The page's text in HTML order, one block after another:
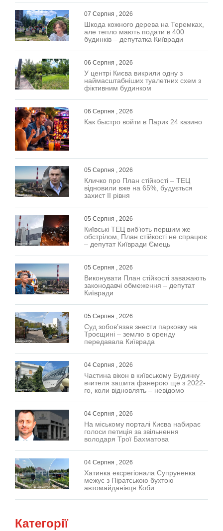
07 Серпня , 2026
Шкода кожного дерева на Теремках,
але тепло мають подати в 400
будинків – депутатка Київради
06 Серпня , 2026
У центрі Києва викрили одну з
наймасштабніших туалетних схем з
фіктивним будинком
06 Серпня , 2026
Как быстро войти в Парик 24 казино
05 Серпня , 2026
Кличко про План стійкості – ТЕЦ
відновили вже на 65%, будується
захист ІІ рівня
05 Серпня , 2026
Київські ТЕЦ виб’ють першим же
обстрілом, План стійкості не спрацює
– депутат Київради Ємець
05 Серпня , 2026
Виконувати План стійкості заважають
законодавчі обмеження – депутат
Київради
05 Серпня , 2026
Суд зобов’язав знести парковку на
Троєщині – землю в оренду
передавала Київрада
04 Серпня , 2026
Частина вікон в київському Будинку
вчителя зашита фанерою ще з 2022-
го, коли відновлять – невідомо
04 Серпня , 2026
На міському порталі Києва набирає
голоси петиція за звільнення
володаря Трої Бахматова
04 Серпня , 2026
Хатинка ексрегіонала Супруненка
межує з Піратською бухтою
автомайданівця Коби
Категорії